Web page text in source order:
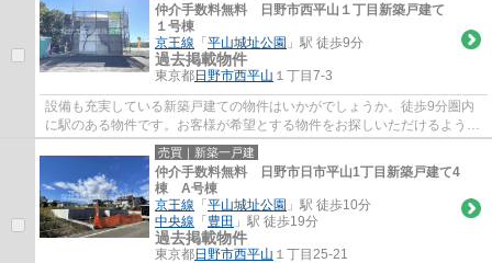
仲介手数料無料 日野市西平山１丁目新築戸建て
１号棟
京王線 「 平山城址公園 」駅 徒歩9分
過去掲載物件
東京都日野市西平山 １丁目7-3
設備も充実している新築戸建ての物件はいかがでしょうか。徒歩9分圏内
に駅のある物件です。お客様が希望とする物件をお探しいただけるよう、
当社では多種多様な不動産情報をご用意して...
売買｜新築一戸建
仲介手数料無料 日野市日市平山1丁目新築戸建て4
棟 A号棟
京王線 「 平山城址公園 」駅 徒歩10分
中央線 「 豊田 」駅 徒歩19分
過去掲載物件
東京都日野市西平山 １丁目25-21